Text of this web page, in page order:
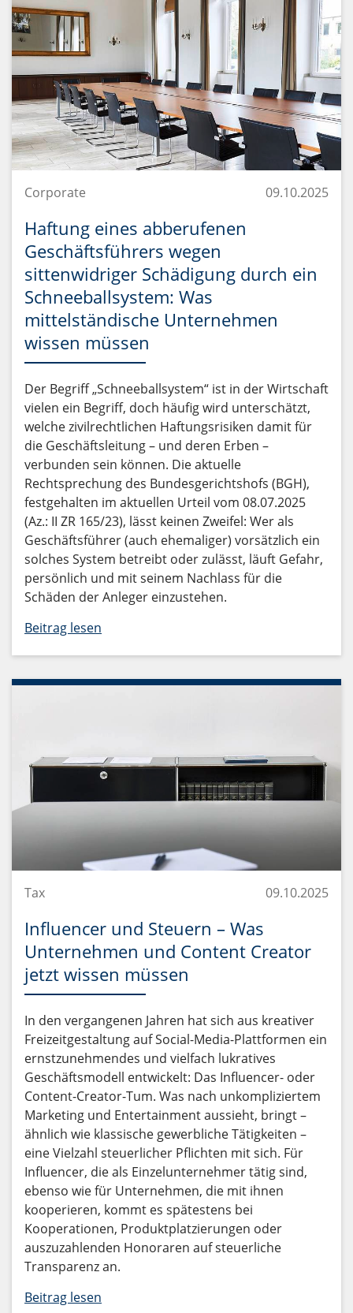
Corporate 09.10.2025
Haftung eines abberufenen
Geschäftsführers wegen
sittenwidriger Schädigung durch ein
Schneeballsystem: Was
mittelständische Unternehmen
wissen müssen
Der Begriff „Schneeballsystem“ ist in der Wirtschaft
vielen ein Begriff, doch häufig wird unterschätzt,
welche zivilrechtlichen Haftungsrisiken damit für
die Geschäftsleitung – und deren Erben –
verbunden sein können. Die aktuelle
Rechtsprechung des Bundesgerichtshofs (BGH),
festgehalten im aktuellen Urteil vom 08.07.2025
(Az.: II ZR 165/23), lässt keinen Zweifel: Wer als
Geschäftsführer (auch ehemaliger) vorsätzlich ein
solches System betreibt oder zulässt, läuft Gefahr,
persönlich und mit seinem Nachlass für die
Schäden der Anleger einzustehen.
Beitrag lesen
Tax 09.10.2025
Influencer und Steuern – Was
Unternehmen und Content Creator
jetzt wissen müssen
In den vergangenen Jahren hat sich aus kreativer
Freizeitgestaltung auf Social-Media-Plattformen ein
ernstzunehmendes und vielfach lukratives
Geschäftsmodell entwickelt: Das Influencer- oder
Content-Creator-Tum. Was nach unkompliziertem
Marketing und Entertainment aussieht, bringt –
ähnlich wie klassische gewerbliche Tätigkeiten –
eine Vielzahl steuerlicher Pflichten mit sich. Für
Influencer, die als Einzelunternehmer tätig sind,
ebenso wie für Unternehmen, die mit ihnen
kooperieren, kommt es spätestens bei
Kooperationen, Produktplatzierungen oder
auszuzahlenden Honoraren auf steuerliche
Transparenz an.
Beitrag lesen